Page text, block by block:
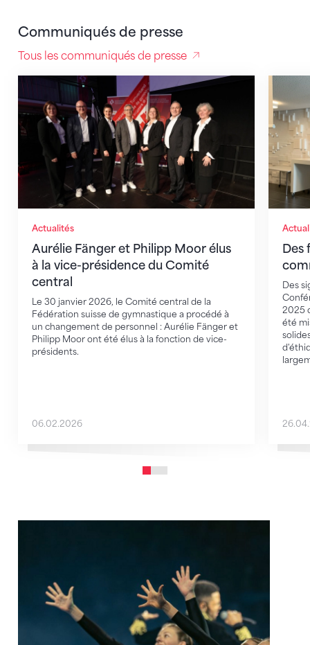
Communiqués de presse
Tous les communiqués de presse
Actualités
Aurélie Fänger et Philipp Moor élus
à la vice-présidence du Comité
central
Le 30 janvier 2026, le Comité central de la
Fédération suisse de gymnastique a procédé à
un changement de personnel : Aurélie Fänger et
Philipp Moor ont été élus à la fonction de vice-
présidents.
Aurélie Fänger et Philipp Moor élus à la vice-
06.02.2026
Des
Des
2025
été